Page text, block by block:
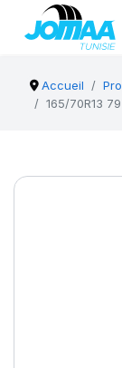
Accueil
165/70R13